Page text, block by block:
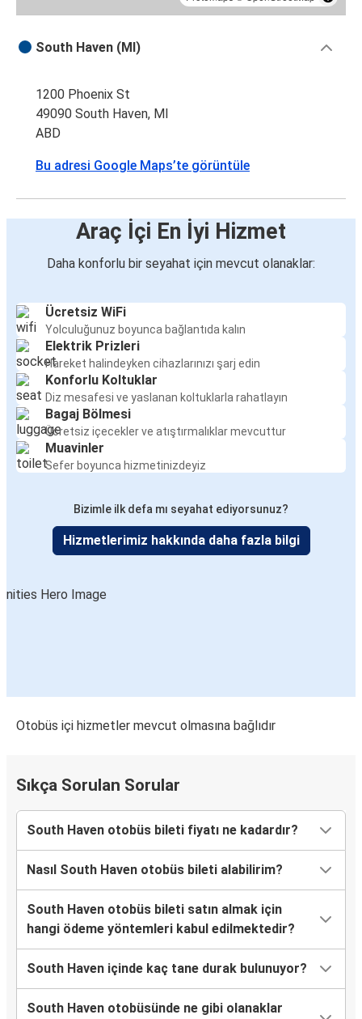
South Haven (MI)
1200 Phoenix St
49090 South Haven, MI
ABD
Bu adresi Google Maps’te görüntüle
Araç İçi En İyi Hizmet
Daha konforlu bir seyahat için mevcut olanaklar:
Ücretsiz WiFi
Yolculuğunuz boyunca bağlantıda kalın
Elektrik Prizleri
Hareket halindeyken cihazlarınızı şarj edin
Konforlu Koltuklar
Diz mesafesi ve yaslanan koltuklarla rahatlayın
Bagaj Bölmesi
Ücretsiz içecekler ve atıştırmalıklar mevcuttur
Muavinler
Sefer boyunca hizmetinizdeyiz
Bizimle ilk defa mı seyahat ediyorsunuz?
Hizmetlerimiz hakkında daha fazla bilgi
Otobüs içi hizmetler mevcut olmasına bağlıdır
Sıkça Sorulan Sorular
South Haven otobüs bileti fiyatı ne kadardır?
Nasıl South Haven otobüs bileti alabilirim?
South Haven otobüs bileti satın almak için
hangi ödeme yöntemleri kabul edilmektedir?
South Haven içinde kaç tane durak bulunuyor?
South Haven otobüsünde ne gibi olanaklar